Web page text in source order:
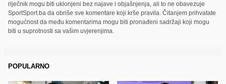
riječnik mogu biti uklonjeni bez najave i objašnjenja, ali to ne obavezuje
SportSport.ba da obriše sve komentare koji krše pravila. Čitanjem prihvatate
mogućnost da među komentarima mogu biti pronađeni sadržaji koji mogu
biti u suprotnosti sa vašim uvjerenjima.
POPULARNO